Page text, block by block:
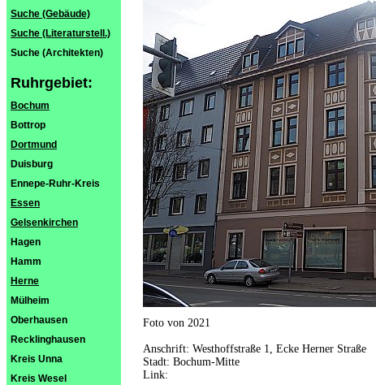
Suche (Gebäude)
Suche (Literaturstell.)
Suche (Architekten)
Ruhrgebiet:
Bochum
Bottrop
Dortmund
Duisburg
Ennepe-Ruhr-Kreis
Essen
Gelsenkirchen
Hagen
Hamm
Herne
Mülheim
Oberhausen
Recklinghausen
Kreis Unna
Kreis Wesel
Foto von 2021
Anschrift: Westhoffstraße 1, Ecke Herner Straße
Stadt: Bochum-Mitte
Link: